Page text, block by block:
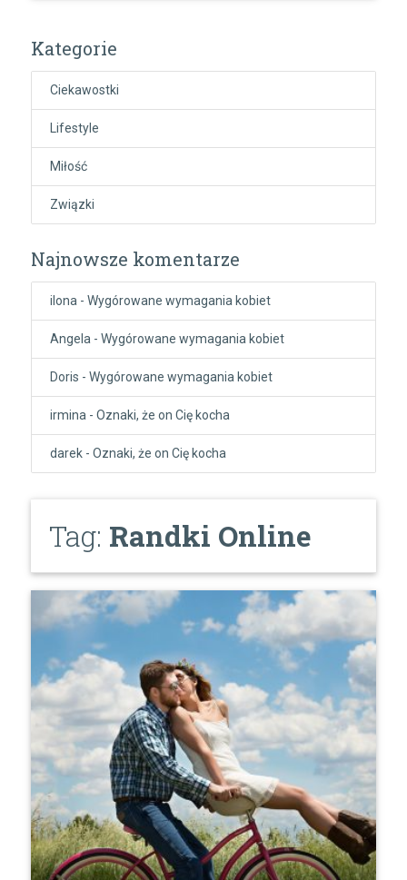
Kategorie
Ciekawostki
Lifestyle
Miłość
Związki
Najnowsze komentarze
ilona - Wygórowane wymagania kobiet
Angela - Wygórowane wymagania kobiet
Doris - Wygórowane wymagania kobiet
irmina - Oznaki, że on Cię kocha
darek- Oznaki, że on Cię kocha
Tag: Randki Online